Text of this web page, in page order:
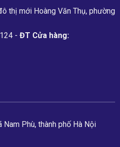
thị mới Hoàng Văn Thụ, phường
- ĐT Cửa hàng:
Nam Phù, thành phố Hà Nội